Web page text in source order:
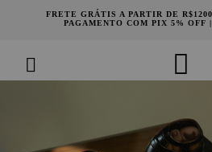
FRETE GRÁTIS A PARTIR DE
PAGAMENTO COM PIX 5% OFF